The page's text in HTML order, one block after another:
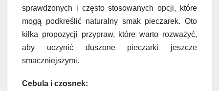
sprawdzonych i często stosowanych opcji, które
mogą podkreślić naturalny smak pieczarek. Oto
kilka propozycji przypraw, które warto rozważyć,
aby uczynić duszone pieczarki jeszcze
smaczniejszymi.
Cebula i czosnek: